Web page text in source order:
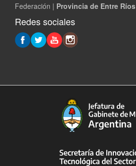
Federación | Provincia de Entre Ríos
Redes sociales